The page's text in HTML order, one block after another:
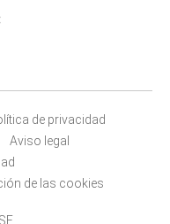
de privacidad
Aviso legal
de las cookies